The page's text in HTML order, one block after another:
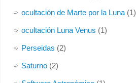
ocultación de Marte por la Luna(1)
ocultación Luna Venus (1)
Perseidas (2)
Saturno(2)